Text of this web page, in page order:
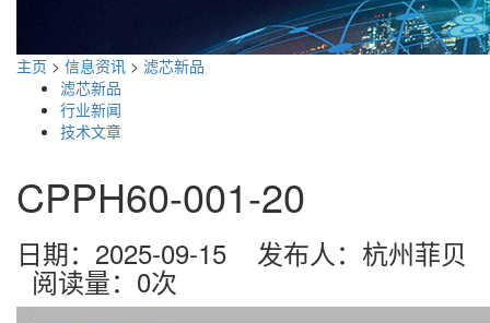
主页 > 信息资讯 > 滤芯新品
滤芯新品
行业新闻
技术文章
CPPH60-001-20
日期：2025-09-15 发布人：杭州菲贝
阅读量： 0次